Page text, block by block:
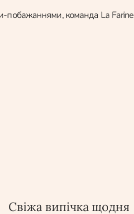
побажаннями, команда La Farine
Свіжа випічка щодня